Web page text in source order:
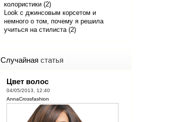
колористики (2)
Look с джинсовым корсетом и
немного о том, почему я решила
учиться на стилиста (2)
Случайная статья
Цвет волос
04/05/2013, 12:40
AnnaCrossfashion